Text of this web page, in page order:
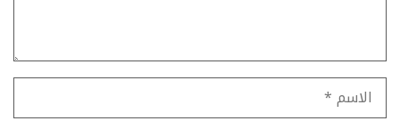
الاسم